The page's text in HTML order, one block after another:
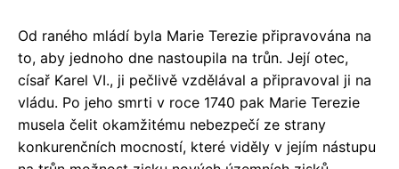
Od raného mládí byla Marie Terezie připravována na
to, aby jednoho dne nastoupila na trůn. Její otec,
císař Karel VI., ji pečlivě vzdělával a připravoval ji na
vládu. Po jeho smrti v roce 1740 pak Marie Terezie
musela čelit okamžitému nebezpečí ze strany
konkurenčních mocností, které viděly v jejím nástupu